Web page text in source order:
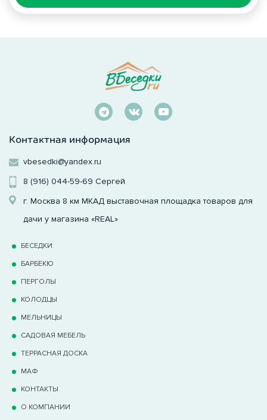
Контактная информация
vbesedki@yandex.ru
8 (916) 044-59-69 Сергей
г. Москва 8 км МКАД выставочная площадка товаров для
дачи у магазина «REAL»
БЕСЕДКИ
БАРБЕКЮ
ПЕРГОЛЫ
КОЛОДЦЫ
МЕЛЬНИЦЫ
САДОВАЯ МЕБЕЛЬ
ТЕРРАCНАЯ ДОСКА
МАФ
КОНТАКТЫ
О КОМПАНИИ